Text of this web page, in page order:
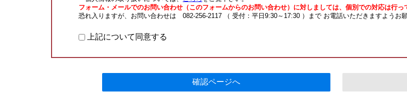
フォーム・メールでのお問い合わせ（このフォームからのお問い合わせ）に対しましては、個別での対応は行っ
恐れ入りますが、お問い合わせは 082-256-2117 （ 受付：平日9:30～17:30 ）まで お電話いただきますようお願
上記について同意する
確認ページへ